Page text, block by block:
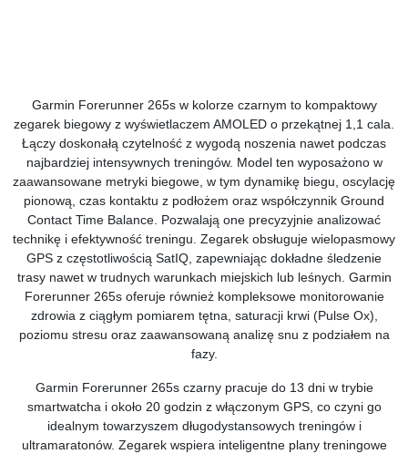
Garmin Forerunner 265s w kolorze czarnym to kompaktowy
zegarek biegowy z wyświetlaczem AMOLED o przekątnej 1,1 cala.
Łączy doskonałą czytelność z wygodą noszenia nawet podczas
najbardziej intensywnych treningów. Model ten wyposażono w
zaawansowane metryki biegowe, w tym dynamikę biegu, oscylację
pionową, czas kontaktu z podłożem oraz współczynnik Ground
Contact Time Balance. Pozwalają one precyzyjnie analizować
technikę i efektywność treningu. Zegarek obsługuje wielopasmowy
GPS z częstotliwością SatIQ, zapewniając dokładne śledzenie
trasy nawet w trudnych warunkach miejskich lub leśnych. Garmin
Forerunner 265s oferuje również kompleksowe monitorowanie
zdrowia z ciągłym pomiarem tętna, saturacji krwi (Pulse Ox),
poziomu stresu oraz zaawansowaną analizę snu z podziałem na
fazy.
Garmin Forerunner 265s czarny pracuje do 13 dni w trybie
smartwatcha i około 20 godzin z włączonym GPS, co czyni go
idealnym towarzyszem długodystansowych treningów i
ultramaratonów. Zegarek wspiera inteligentne plany treningowe